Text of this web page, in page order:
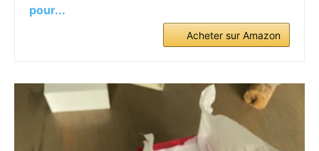
pour...
Acheter sur Amazon